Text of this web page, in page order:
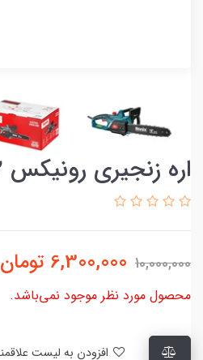
اره زنجیری رونیکس 4742
10,000,000
6,300,000 تومان
محصول مورد نظر موجود نمی‌باشد.